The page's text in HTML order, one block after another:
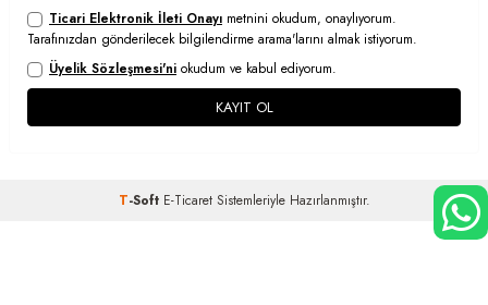
Ticari Elektronik İleti Onayı metnini okudum, onaylıyorum.
Tarafınızdan gönderilecek bilgilendirme arama'larını almak istiyorum.
Üyelik Sözleşmesi'ni okudum ve kabul ediyorum.
KAYIT OL
T-Soft E-TicaretSistemleriyle Hazırlanmıştır.